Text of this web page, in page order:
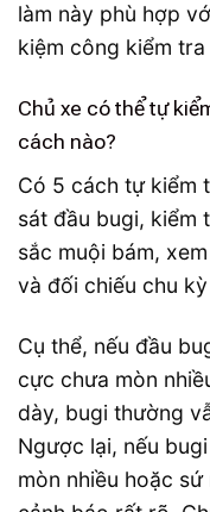
làm này phù hợp
kiệm công kiểm
Chủ xe có thể tự
cách nào?
Có 5 cách tự kiểm
sát đầu bugi, kiểm
sắc muội bám,
và đối chiếu chu
Cụ thể, nếu đầu
cực chưa mòn
dày, bugi thường
Ngược lại, nếu
mòn nhiều hoặc